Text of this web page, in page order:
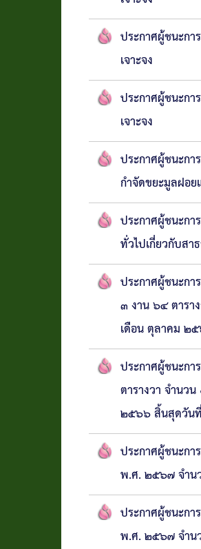
ประกาศผู้ชนะกา
เจาะจง
ประกาศผู้ชนะกา
เจาะจง
ประกาศผู้ชนะกา
กำจัดขยะมูลฝอย
ประกาศผู้ชนะก
ทั่วไปเกี่ยวกับสา
ประกาศผู้ชนะก
๓ งาน ๖๔ ตารา
เดือน ตุลาคม ๒
ประกาศผู้ชนะก
ตารางวา จำนว
๒๕๖๖ สิ้นสุดวัน
ประกาศผู้ชนะกา
พ.ศ. ๒๕๖๗ จำน
ประกาศผู้ชนะกา
พ.ศ. ๒๕๖๗ จำน